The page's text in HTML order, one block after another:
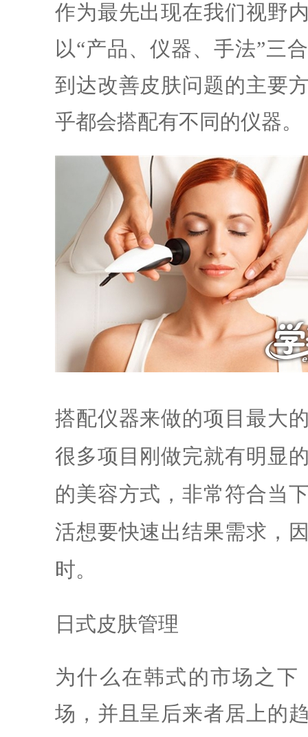
作为最先出现在我们视野
以“产品、仪器、手法”三
到达改善皮肤问题的主要
乎都会搭配有不同的仪器。
搭配仪器来做的项目最大
很多项目刚做完就有明显
的美容方式，非常符合当
活想要快速出结果需求，
时。
日式皮肤管理
为什么在韩式的市场之
场，并且呈后来者居上的